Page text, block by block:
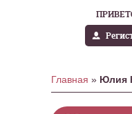
Главная » Юлия